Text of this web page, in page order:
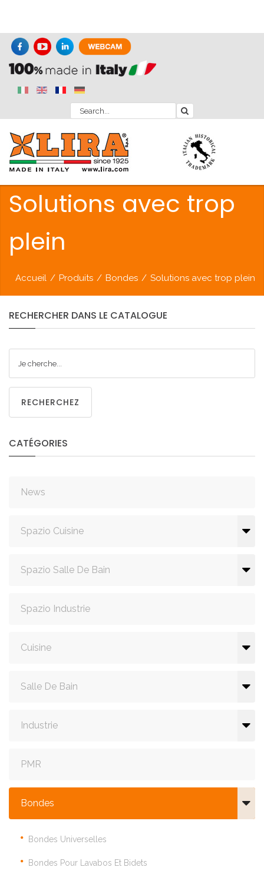
Solutions avec trop
plein
Accueil / Produits / Bondes / Solutions avec trop plein
RECHERCHER DANS LE CATALOGUE
RECHERCHEZ
CATÉGORIES
News
Spazio Cuisine
Spazio Salle De Bain
Spazio Industrie
Cuisine
Salle De Bain
Industrie
PMR
Bondes
Bondes Universelles
Bondes Pour Lavabos Et Bidets